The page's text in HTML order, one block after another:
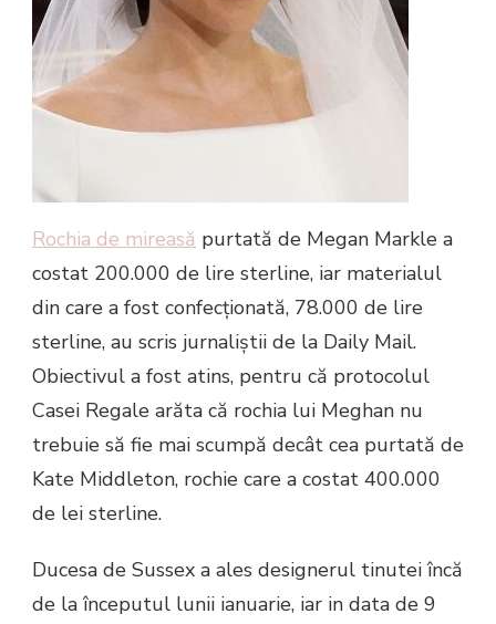
Rochia de mireasă purtată de Megan Markle a
costat 200.000 de lire sterline, iar materialul
din care a fost confecționată, 78.000 de lire
sterline, au scris jurnaliștii de la Daily Mail.
Obiectivul a fost atins, pentru că protocolul
Casei Regale arăta că rochia lui Meghan nu
trebuie să fie mai scumpă decât cea purtată de
Kate Middleton, rochie care a costat 400.000
de lei sterline.
Ducesa de Sussex a ales designerul tinutei încă
de la începutul lunii ianuarie, iar in data de 9